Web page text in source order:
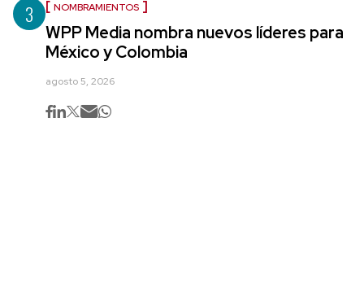
3 NOMBRAMIENTOS
WPP Media nombra nuevos líderes para
México y Colombia
agosto 5, 2026